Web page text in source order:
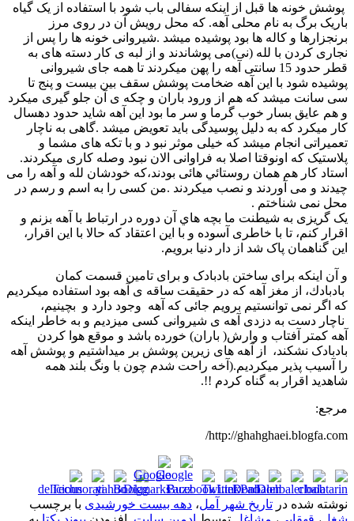
پوشش خونه ها قبل از اینکه سفالی باب شود با استفاده از یک گیاه
باریک برگ به نام محلی آهه. که محل رویش آن در روی مرز
برنجزارها و کاله ها بود پوشیده میشد .شیروانی خونه ها را پس از
نجاری کردن با لله (نی)می پوشاندند و از لبه ی کار دسته های به
قطر حدود 15 سانتی آهه را پهن میکردند تا همه جای شیروانی
پوشیده شود با این آهه ضخامت پوشش سقف بین بیست و پنج تا
سی سانت میشد که هم از ورود باران و چکه ی آن جلو گیری میکرد
و هم عایق بسار خوب گرما و سر ما بود این آهه شاید حدود دهسال
کار میکرد که به دلیل پوسیدگی باید تعویض میشد .گاهی به ناچار
تعمیراتی انجام میشد که خیلی موثر نبو د و با تکه های مشما و
پلاستیک که اونوقتا اصلا به فراوانی الان نبود وصله کاری میکردند.
استاد کار هم همان روستائي هائی بودند،که خودشان لله و آهه را می
چیدند و می آوردند و نصب میکردند .من کسی را به اسم و رسم در
محل نمی شناختم .
یک گریزی به شیطنت ما بچه هاي آن دوره در ارتباط با آهه بزنم و
اقرار کنم، تا با خاطری آسوده و با این اعتقاد که حالا با این اقرار،
این گناهمان پاک شد از دار دنیا برویم.
و آن اینکه برای ساختن بادبادک و برای تامین قسمت کمان
بادبادك، از مغز آهه که در حقیقت ساقه ی آهه بود استفاده میکردیم
که اگر نمی توانستیم برویم جائی که آهه وجود دارد و بچینیم،
ناچار دست به دزدی آهه ی شیروانی کسی میزدیم و به خاطر اینکه
آهه کمتر آفتاب و وارش( باران) خورده باشد و موقع هوا کردن
بادبادک نشکند، از آهه های زیرین پوشش بر میداشتیم و پوشش آهه
را آسیب پذیر میکردیم.(آخه راحت شدم چون با ونگ بلند همه
شاهدید اقرار به گناه کردم !!.
مرجع:
http://ghahghaei.blogfa.com/
نوشته شده در تاریخ شهر آمل، دهه بیست خورشیدی با برچسب